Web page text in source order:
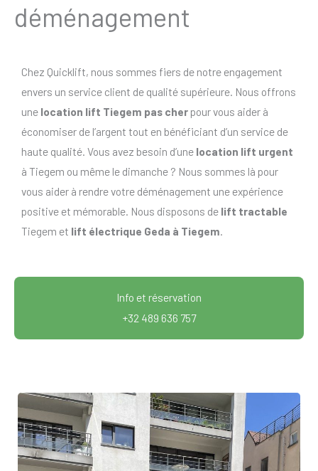
déménagement
Chez Quicklift, nous sommes fiers de notre engagement
envers un service client de qualité supérieure. Nous offrons
une location lift Tiegem pas cher pour vous aider à
économiser de l’argent tout en bénéficiant d’un service de
haute qualité. Vous avez besoin d’une location lift urgent
à Tiegem ou même le dimanche ? Nous sommes là pour
vous aider à rendre votre déménagement une expérience
positive et mémorable. Nous disposons de lift tractable
Tiegem et lift électrique Geda à Tiegem.
Info et réservation
+32 489 636 757